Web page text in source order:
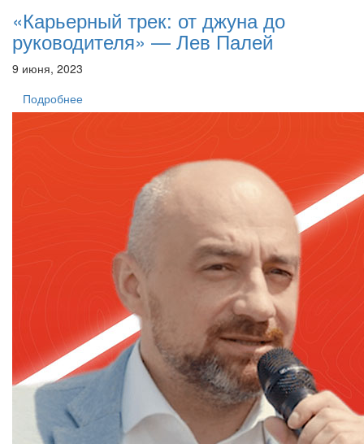
«Карьерный трек: от джуна до
руководителя» — Лев Палей
9 июня, 2023
Подробнее